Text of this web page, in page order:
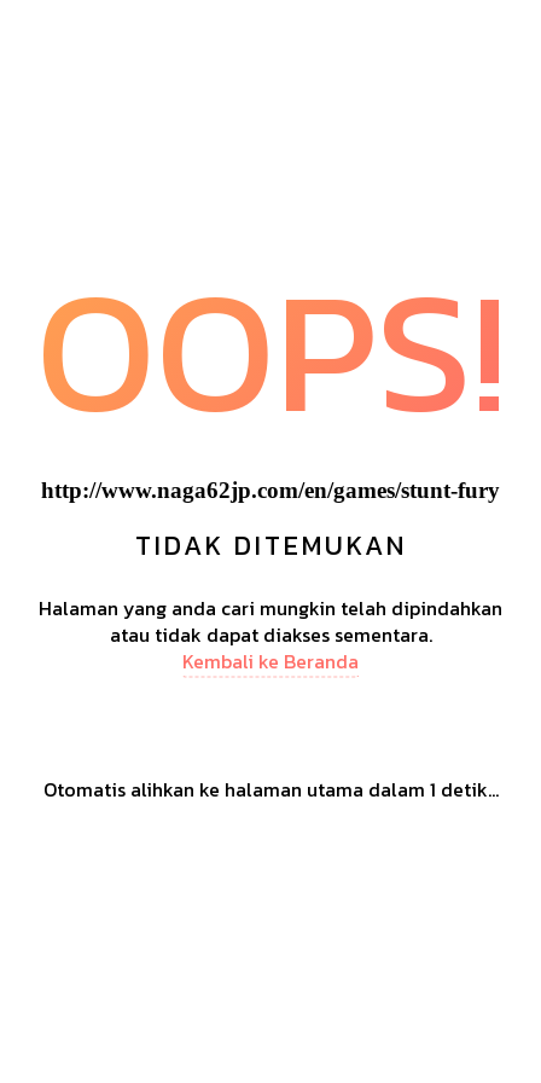
OOPS!
http://www.naga62jp.com/en/games/stunt-fury
TIDAK DITEMUKAN
Halaman yang anda cari mungkin telah dipindahkan
atau tidak dapat diakses sementara.
Kembali ke Beranda
Otomatis alihkan ke halaman utama dalam 1 detik...